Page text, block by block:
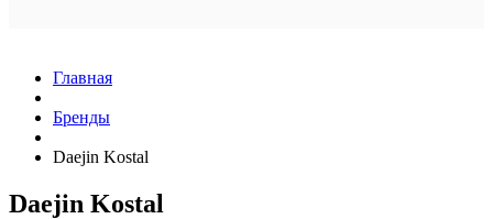
Главная
Бренды
Daejin Kostal
Daejin Kostal